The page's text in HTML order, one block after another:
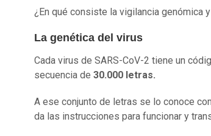
¿En qué consiste la vigilancia genómica
La genética del virus
Cada virus de SARS-CoV-2 tiene un
secuencia de 30.000 letras.
A ese conjunto de letras se lo conoce
da las instrucciones para funcionar y